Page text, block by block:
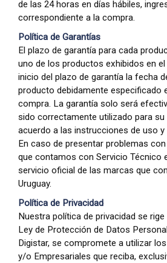
de las 24 horas en días hábiles,
correspondiente a la compra.
Política de Garantías
El plazo de garantía para cada
uno de los productos exhibidos en
inicio del plazo de garantía la fecha
producto debidamente especificado
compra. La garantía solo será
sido correctamente utilizado para su
acuerdo a las instrucciones de uso
En caso de presentar problemas
que contamos con Servicio Técnico
servicio oficial de las marcas que
Uruguay.
Política de Privacidad
Nuestra política de privacidad se rige
Ley de Protección de Datos
Digistar, se compromete a utilizar
y/o Empresariales que reciba,